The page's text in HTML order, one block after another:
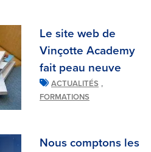
Le site web de
Vinçotte Academy
fait peau neuve
ACTUALITÉS ,
FORMATIONS
Nous comptons les